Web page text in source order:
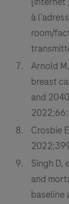
à
room/
Arnold
breast
and
Crosbie
Singh D,
and
baseline